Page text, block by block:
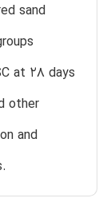
sand
at 28 days
other
and